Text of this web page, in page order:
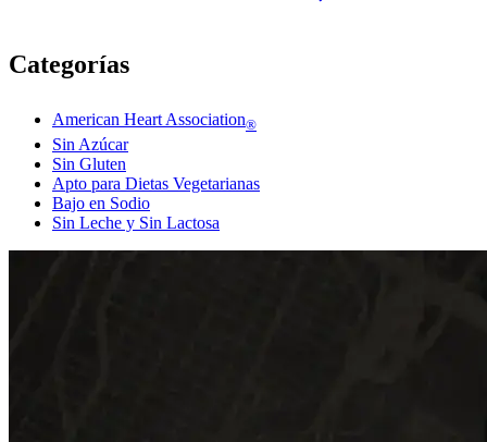
Categorías
American Heart Association®
Sin Azúcar
Sin Gluten
Apto para Dietas Vegetarianas
Bajo en Sodio
Sin Leche y Sin Lactosa